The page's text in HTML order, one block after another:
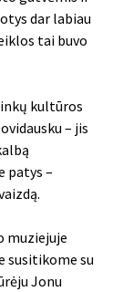
dar labiau
tai buvo
kultūros
– jis
patys –
muziejuje
susitikome su
Jonu